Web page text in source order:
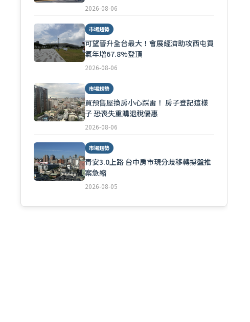
2026-08-06
市場趨勢
可望晉升全台最大！會展經濟助攻西屯買
氣年增67.8%登頂
2026-08-06
市場趨勢
買預售屋換房小心踩雷！ 房子登記這樣
子 恐喪失重購退稅優惠
2026-08-06
市場趨勢
青安3.0上路 台中房市現分歧移轉撐盤推
案急縮
2026-08-05